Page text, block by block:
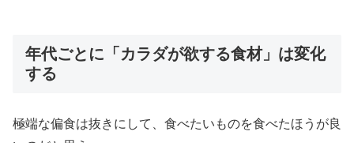
年代ごとに「カラダが欲する食材」は変化
する
極端な偏食は抜きにして、食べたいものを食べたほうが良